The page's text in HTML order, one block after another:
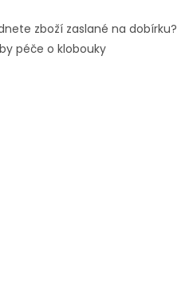
zboží zaslané na dobírku?
péče o klobouky